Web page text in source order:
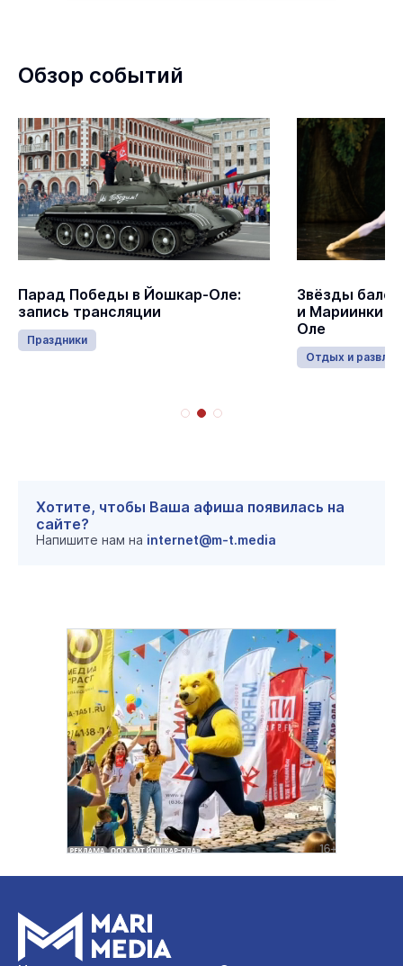
Обзор событий
Парад Победы в Йошкар-Оле:
запись трансляции
Праздники
Звёзды
и Мариинки
Оле
Отдых и
Хотите, чтобы Ваша афиша появилась на
сайте?
Напишите нам на internet@m-t.media